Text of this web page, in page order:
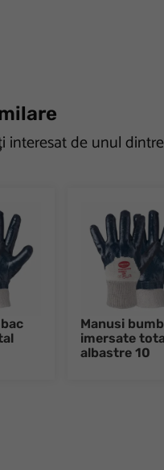
interesat de unul
Manusi
imersate
albastre 10